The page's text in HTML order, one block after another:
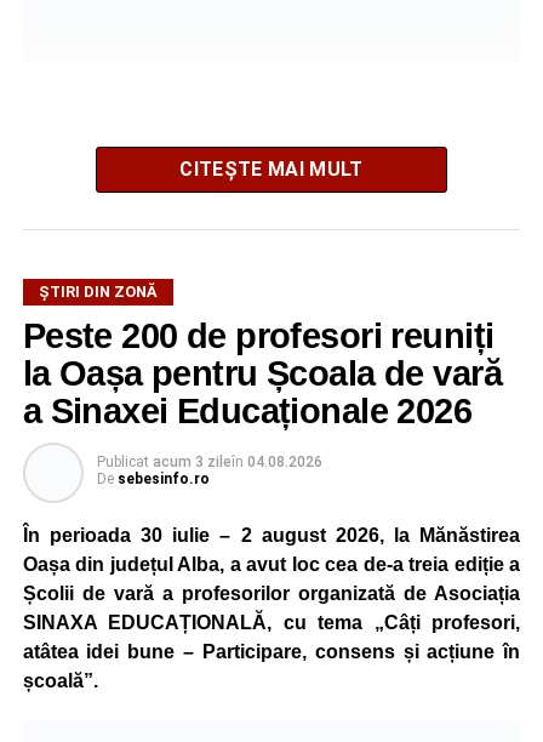
singur autoturism, iar nicio persoană nu a rămas
încarcerată.
La fața locului au fost mobilizate o autospecială de
stingere cu apă și spumă și un echipaj de prim ajutor
pentru gestionarea situației.
Adaugă-ne ca sursă preferată
Urmărește-ne pe Google News
Ultimele știri din Sebeș
CITEȘTE MAI MULT
ȘTIRI DIN ZONĂ
Peste 200 de profesori reuniți
la Oașa pentru Școala de vară
a Sinaxei Educaționale 2026
Publicat acum 3 zileîn 04.08.2026
De sebesinfo.ro
În perioada 30 iulie – 2 august 2026, la Mănăstirea
Oașa din județul Alba, a avut loc cea de-a treia ediție a
Școlii de vară a profesorilor organizată de Asociația
SINAXA EDUCAȚIONALĂ, cu tema „Câți profesori,
atâtea idei bune – Participare, consens și acțiune în
școală”.